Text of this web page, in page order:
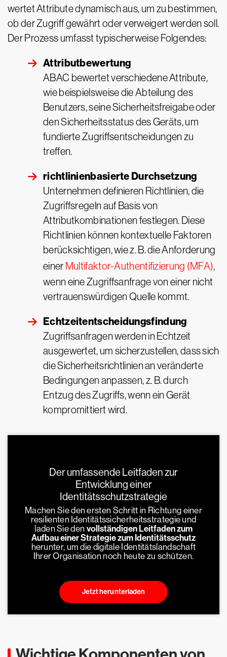
wertet Attribute dynamisch aus, um zu bestimmen,
ob der Zugriff gewährt oder verweigert werden soll.
Der Prozess umfasst typischerweise Folgendes:
Attributbewertung
ABAC bewertet verschiedene Attribute,
wie beispielsweise die Abteilung des
Benutzers, seine Sicherheitsfreigabe oder
den Sicherheitsstatus des Geräts, um
fundierte Zugriffsentscheidungen zu
treffen.
richtlinienbasierte Durchsetzung
Unternehmen definieren Richtlinien, die
Zugriffsregeln auf Basis von
Attributkombinationen festlegen. Diese
Richtlinien können kontextuelle Faktoren
berücksichtigen, wie z. B. die Anforderung
einer Multifaktor-Authentifizierung (MFA),
wenn eine Zugriffsanfrage von einer nicht
vertrauenswürdigen Quelle kommt.
Echtzeitentscheidungsfindung
Zugriffsanfragen werden in Echtzeit
ausgewertet, um sicherzustellen, dass sich
die Sicherheitsrichtlinien an veränderte
Bedingungen anpassen, z. B. durch
Entzug des Zugriffs, wenn ein Gerät
kompromittiert wird.
Der umfassende Leitfaden zur
Entwicklung einer
Identitätsschutzstrategie
Machen Sie den ersten Schritt in Richtung einer
resilienten Identitätssicherheitsstrategie und
laden Sie den vollständigen Leitfaden zum
Aufbau einer Strategie zum Identitätsschutz
herunter, um die digitale Identitätslandschaft
Ihrer Organisation noch heute zu schützen.
Jetzt herunterladen